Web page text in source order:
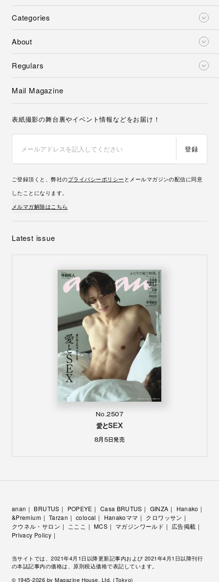
Categories
About
Regulars
Mail Magazine
表紙撮影の舞台裏やイベント情報などをお届け！
登録
ご登録頂くと、弊社のプライバシーポリシー とメールマガジンの配信に同意
したことになります。
メルマガ解除はこちら
Latest issue
No.2507
愛とSEX
8月5日発売
anan BRUTUS POPEYE Casa BRUTUS GINZA
Hanako
&Premium
Tarzan colocal Hanakoママ
クロワッサン
クウネル・サロン
こここ MCS マガジンワールド
広告掲載
Privacy Policy
当サイトでは、2021年4月1日以降更新記事内および 2021年4月1日以降刊行
の本誌記事内の価格は、原則税込価格で表記しています。
© 1945-2026 by Magazine House, Ltd. (Tokyo)